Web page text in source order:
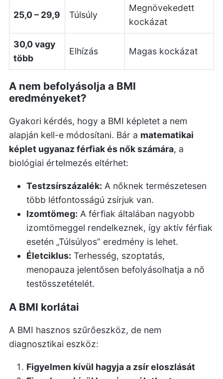
25,0 – 29,9 Túlsúly
Megnövekedett
kockázat
30,0 vagy
több
Elhízás Magas kockázat
A nem befolyásolja a BMI
eredményeket?
Gyakori kérdés, hogy a BMI képletet a nem
alapján kell-e módosítani. Bár a matematikai
képlet ugyanaz férfiak és nők számára, a
biológiai értelmezés eltérhet:
Testzsírszázalék: A nőknek természetesen
több létfontosságú zsírjuk van.
Izomtömeg: A férfiak általában nagyobb
izomtömeggel rendelkeznek, így aktív férfiak
esetén „Túlsúlyos” eredmény is lehet.
Életciklus: Terhesség, szoptatás,
menopauza jelentősen befolyásolhatja a nő
testösszetételét.
A BMI korlátai
A BMI hasznos szűrőeszköz, de nem
diagnosztikai eszköz:
Figyelmen kívül hagyja a zsír eloszlását